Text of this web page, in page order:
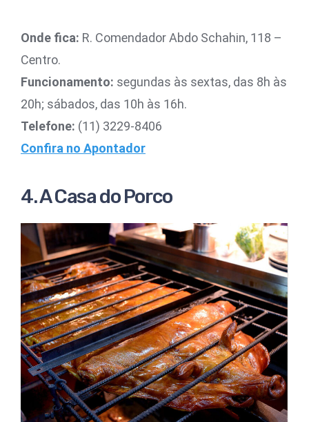
Onde fica: R. Comendador Abdo Schahin, 118 –
Centro.
Funcionamento: segundas às sextas, das 8h às
20h; sábados, das 10h às 16h.
Telefone: (11) 3229-8406
Confira no Apontador
4. A Casa do Porco